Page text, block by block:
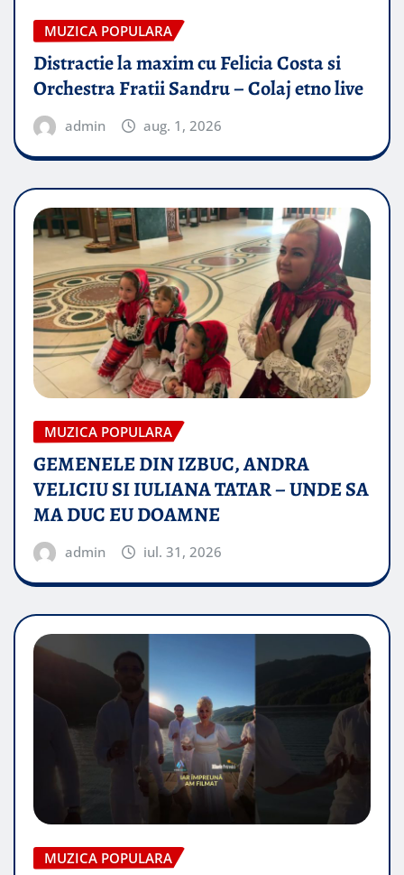
MUZICA POPULARA
Distractie la maxim cu Felicia Costa si
Orchestra Fratii Sandru – Colaj etno live
admin aug. 1, 2026
MUZICA POPULARA
GEMENELE DIN IZBUC, ANDRA
VELICIU SI IULIANA TATAR – UNDE SA
MA DUC EU DOAMNE
admin iul. 31, 2026
MUZICA POPULARA